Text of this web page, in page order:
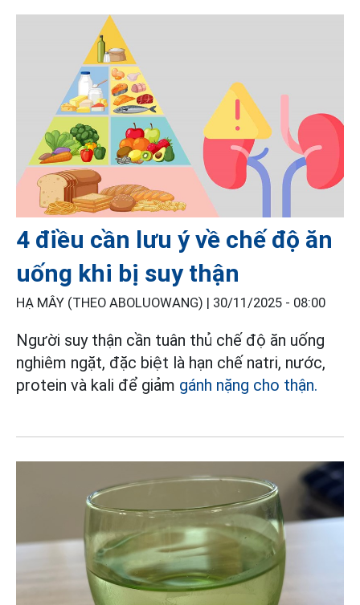
4 điều cần lưu ý về chế độ ăn
uống khi bị suy thận
HẠ MÂY (THEO ABOLUOWANG) | 30/11/2025 - 08:00
Người suy thận cần tuân thủ chế độ ăn uống
nghiêm ngặt, đặc biệt là hạn chế natri, nước,
protein và kali để giảm gánh nặng cho thận.